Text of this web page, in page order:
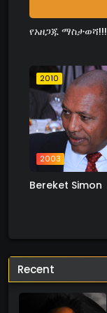
የአዘጋጁ ማስታወሻ!!!
2010
2003
Bereket Simon
Recent